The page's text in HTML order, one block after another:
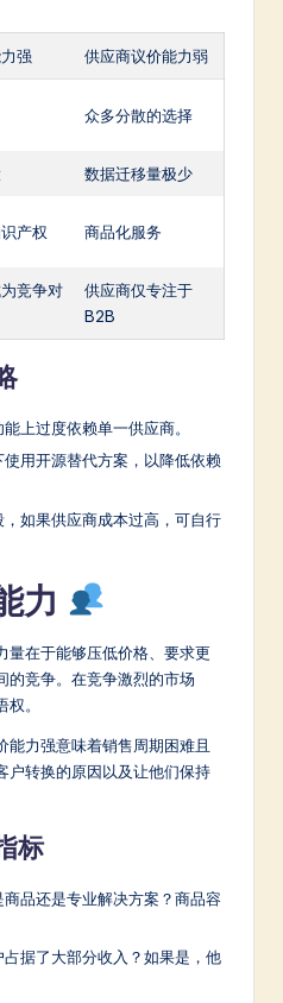
强 供应商议价能力弱
众多分散的选择
数据迁移量极少
产权 商品化服务
竞争对
供应商仅专注于
B2B
上过度依赖单一供应商。
用开源替代方案，以降低依赖
，如果供应商成本过高，可自行
力
量在于能够压低价格、要求更
的竞争。在竞争激烈的市场
。
能力强意味着销售周期困难且
户转换的原因以及让他们保持
标
商品还是专业解决方案？商品容
据了大部分收入？如果是，他